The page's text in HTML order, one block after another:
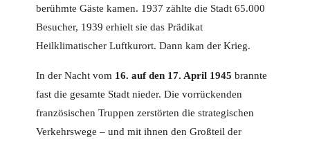
berühmte Gäste kamen. 1937 zählte die Stadt 65.000
Besucher, 1939 erhielt sie das Prädikat
Heilklimatischer Luftkurort. Dann kam der Krieg.
In der Nacht vom 16. auf den 17. April 1945 brannte
fast die gesamte Stadt nieder. Die vorrückenden
französischen Truppen zerstörten die strategischen
Verkehrswege – und mit ihnen den Großteil der